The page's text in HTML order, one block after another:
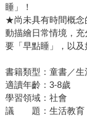
睡」！
★尚未具有時間概念
動描繪日常情境，
要「早點睡」，以及
書籍類型：童書／
適讀年齡：3-8歲
學習領域：社會
議 題：生活教育